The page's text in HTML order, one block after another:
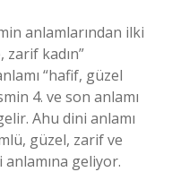
anlamlarından ilki
zarif kadın”
“hafif, güzel
4. ve son anlamı
Ahu dini anlamı
güzel, zarif ve
geliyor.